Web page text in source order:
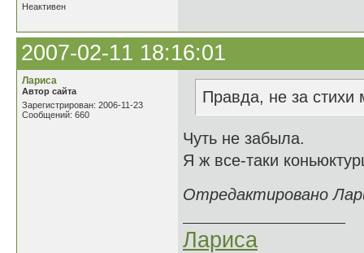
Неактивен
2007-02-11 18:16:01
Лариса
Автор сайта
Зарегистрирован: 2006-11-23
Сообщений: 660
Правда, не за стихи
Чуть не забыла.
Я ж все-таки
Отредактировано
Лариса